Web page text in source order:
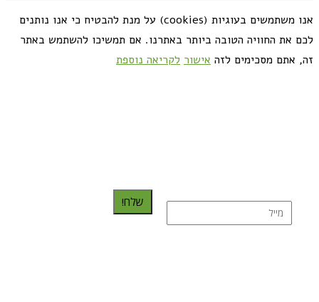
אנו משתמשים בעוגיות (cookies) על מנת להבטיח כי אנו נותנים
לכם את החוויה הטובה ביותר באתרנו. אם תמשיכו להשתמש באתר
זה, אתם מסכימים לזה אישור לקריאה נוספת
שלח!